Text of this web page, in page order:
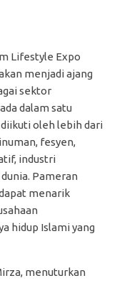
Lifestyle Expo
menjadi ajang
sektor
dalam satu
oleh lebih dari
fesyen,
industri
Pameran
menarik
hidup Islami yang
menuturkan